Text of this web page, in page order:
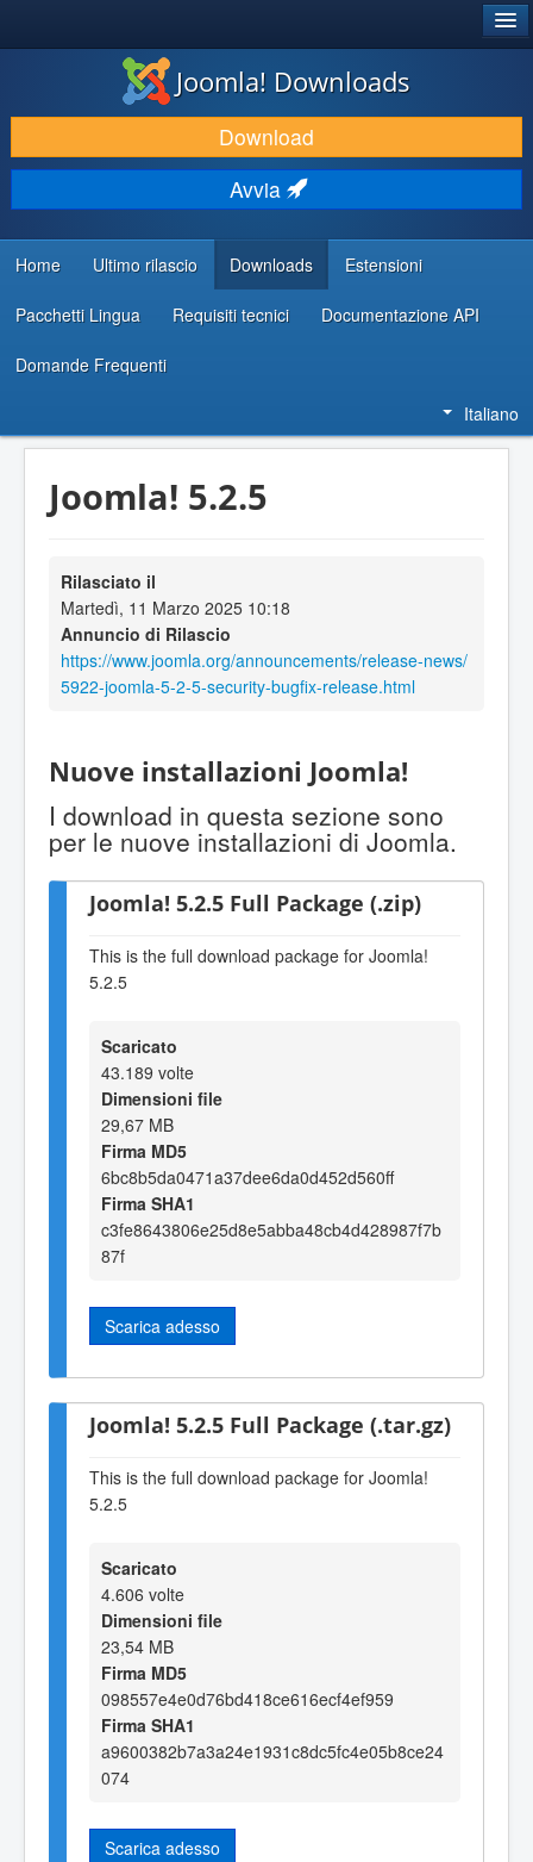
SCARICA & ESTENDI
SCOPRI & IMPARA
COMUNITÀ & SUPPORTO
RISORSE PER SVILUPPATORI
Joomla! Downloads
Download
Avvia
Home Ultimo rilascio Downloads Estensioni
Pacchetti Lingua Requisiti tecnici Documentazione API
Domande Frequenti
Italiano
Joomla! 5.2.5
Rilasciato il
Martedì, 11 Marzo 2025 10:18
Annuncio di Rilascio
https://www.joomla.org/announcements/release-news/
5922-joomla-5-2-5-security-bugfix-release.html
Nuove installazioni Joomla!
I download in questa sezione sono
per le nuove installazioni di Joomla.
Joomla! 5.2.5 Full Package (.zip)
This is the full download package for Joomla!
5.2.5
Scaricato
43.189 volte
Dimensioni file
29,67 MB
Firma MD5
6bc8b5da0471a37dee6da0d452d560ff
Firma SHA1
c3fe8643806e25d8e5abba48cb4d428987f7b
87f
Scarica adesso
Joomla! 5.2.5 Full Package (.tar.gz)
This is the full download package for Joomla!
5.2.5
Scaricato
4.606 volte
Dimensioni file
23,54 MB
Firma MD5
098557e4e0d76bd418ce616ecf4ef959
Firma SHA1
a9600382b7a3a24e1931c8dc5fc4e05b8ce24
074
Scarica adesso